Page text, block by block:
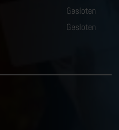
Gesloten
Gesloten